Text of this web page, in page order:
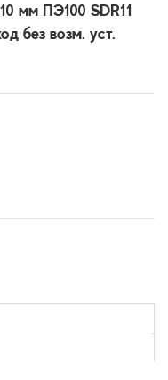
мм ПЭ100 SDR11
без возм. уст.